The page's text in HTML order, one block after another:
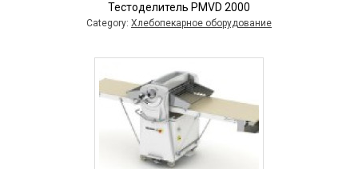
Тестоделитель PMVD 2000
Category: Хлебопекарное оборудование